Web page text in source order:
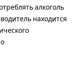
алкоголь
находится